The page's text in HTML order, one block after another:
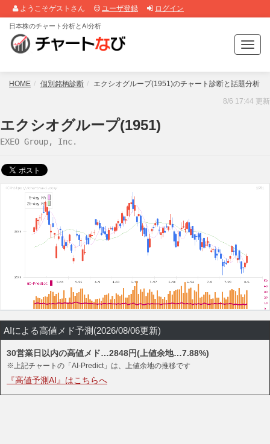
ようこそゲストさん ユーザ登録 ログイン
T
o
g
g
e
日本株のチャート分析とAI分析
HOME 個別銘柄診断 エクシオグループ(1951)のチャート診断と話題分析
8/6 17:44 更新
エクシオグループ(1951)
EXEO Group, Inc.
AIによる高値メド予測(2026/08/06更新)
30営業日以内の高値メド…2848円(上値余地…7.88%)
※上記チャートの「AI-Predict」は、上値余地の推移です
『高値予測AI』はこちらへ